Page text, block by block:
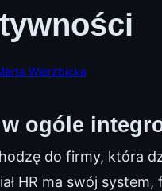
Wierzbicka
ogóle
do firmy, która
HR ma swój